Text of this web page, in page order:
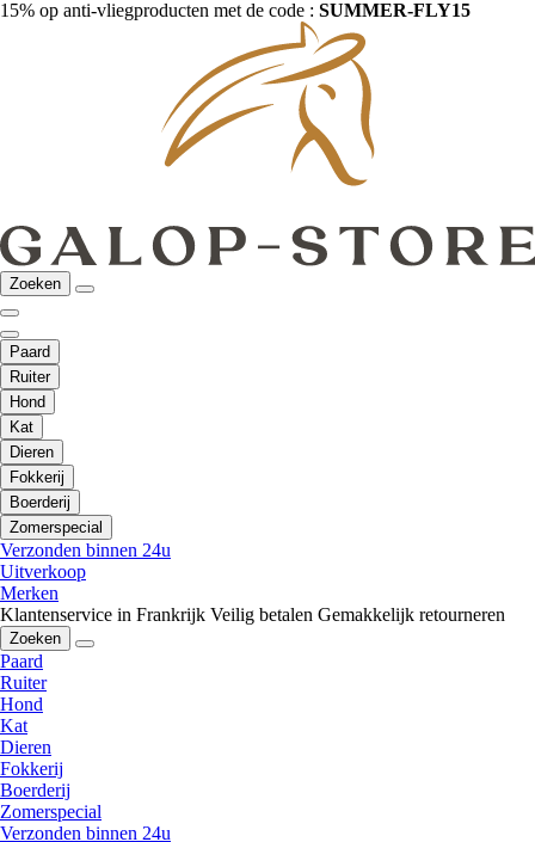
15% op anti-vliegproducten met de code : SUMMER-FLY15
Zoeken
Paard
Ruiter
Hond
Kat
Dieren
Fokkerij
Boerderij
Zomerspecial
Verzonden binnen 24u
Uitverkoop
Merken
Klantenservice in Frankrijk Veilig betalen Gemakkelijk retourneren
Zoeken
Paard
Ruiter
Hond
Kat
Dieren
Fokkerij
Boerderij
Zomerspecial
Verzonden binnen 24u